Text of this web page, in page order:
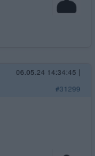
06.05.24 14:34:45 |
#31299